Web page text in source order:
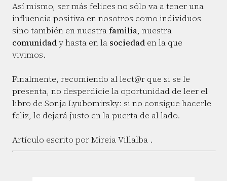
Así mismo, ser más felices no sólo va a tener una
influencia positiva en nosotros como individuos
sino también en nuestrafamilia, nuestra
comunidady hasta en la sociedad en la que
vivimos.
Finalmente, recomiendo al lect@r que si se le
presenta, no desperdicie la oportunidad de leer el
libro de Sonja Lyubomirsky: si no consigue hacerle
feliz, le dejará justo en la puerta de al lado.
Artículo escrito por Mireia Villalba .